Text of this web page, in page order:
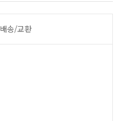
배송/교환